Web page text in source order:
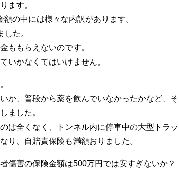
ます。
の中には様々な内訳があります。
た。
ももらえないのです。
いかなくてはいけません。
か、普段から薬を飲んでいなかったかなど、そ
ました。
は全くなく、トンネル内に停車中の大型トラッ
り、自賠責保険も満額おりました。
傷害の保険金額は500万円では安すぎないか？